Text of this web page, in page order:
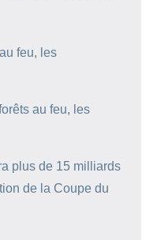
feu, les
au feu, les
plus de 15 milliards
de la Coupe du